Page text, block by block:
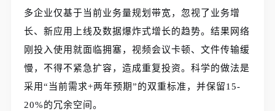
多企业仅基于当前业务量规划带宽，忽视了业务增
长、新应用上线及数据爆炸式增长的趋势。结果网络
刚投入使用就面临拥塞，视频会议卡顿、文件传输缓
慢，不得不紧急扩容，造成重复投资。科学的做法是
采用“当前需求+两年预期”的双重标准，并保留15-
20%的冗余空间。